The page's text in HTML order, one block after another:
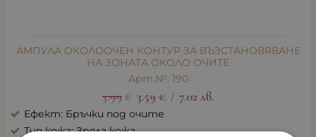
АМПУЛА ОКОЛООЧЕН КОНТУР ЗА ВЪЗСТАНОВЯВАНЕ
НА ЗОНАТА ОКОЛО ОЧИТЕ
Арт.№: 190
3.99 € 3.59 € / 7.02 лв.
Ефект: Бръчки под очите
Тип кожа: Зряла кожа